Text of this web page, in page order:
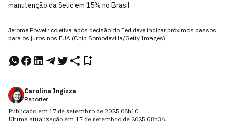
manutenção da Selic em 15% no Brasil
Jerome Powell: coletiva após decisão do Fed deve indicar próximos passos
para os juros nos EUA (Chip Somodevilla/Getty Images)
Carolina Ingizza
Repórter
Publicado em 17 de setembro de 2025 08h10.
Última atualização em 17 de setembro de 2025 08h36.